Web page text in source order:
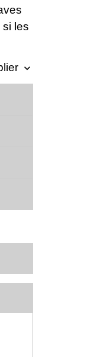
les
keyboard_arrow_down